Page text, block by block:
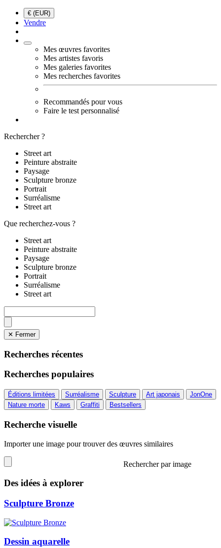
€ (EUR)
Vendre
Mes œuvres favorites
Mes artistes favoris
Mes galeries favorites
Mes recherches favorites
Recommandés pour vous
Faire le test personnalisé
Rechercher ?
Street art
Peinture abstraite
Paysage
Sculpture bronze
Portrait
Surréalisme
Street art
Que recherchez-vous ?
Street art
Peinture abstraite
Paysage
Sculpture bronze
Portrait
Surréalisme
Street art
✕ Fermer
Recherches récentes
Recherches populaires
Éditions limitées Surréalisme Sculpture Art japonais
JonOne
Nature morte
Kaws Graffiti Bestsellers
Recherche visuelle
Importer une image pour trouver des œuvres similaires
Rechercher par image
Des idées à explorer
Sculpture Bronze
Dessin aquarelle